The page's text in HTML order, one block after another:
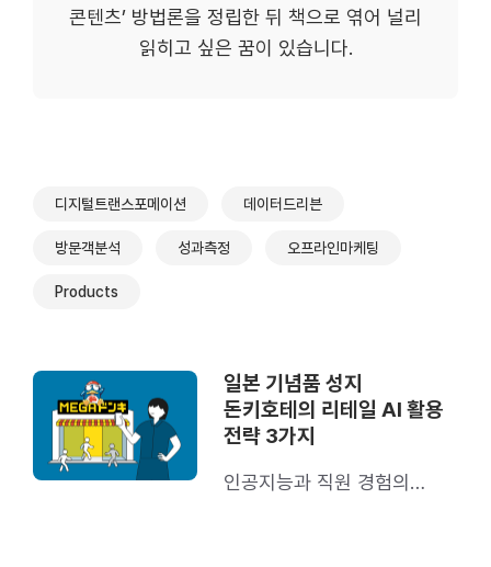
콘텐츠’ 방법론을 정립한 뒤 책으로 엮어 널리
읽히고 싶은 꿈이 있습니다.
디지털트랜스포메이션 데이터드리븐
방문객분석 성과측정 오프라인마케팅
Products
일본 기념품 성지
돈키호테의 리테일 AI 활용
전략 3가지
인공지능과 직원 경험의